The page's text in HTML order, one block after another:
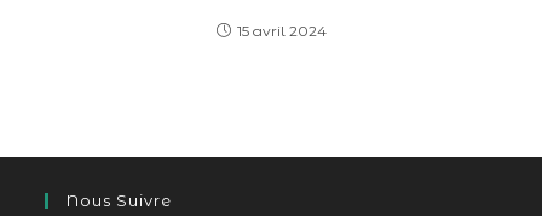
15 avril 2024
Nous Suivre